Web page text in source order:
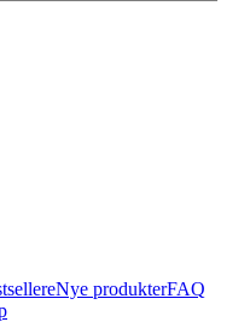
Nye produkterFAQ